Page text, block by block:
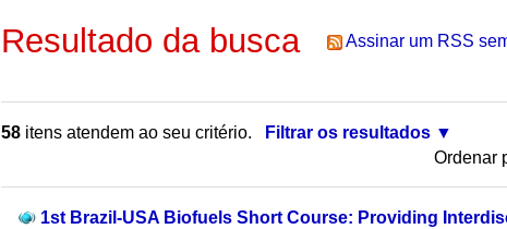
Resultado da busca Assinar um RSS
58 itens atendem ao seu critério.
Filtrar os resultados
Ordenar
1st Brazil-USA Biofuels Short Course: Providing